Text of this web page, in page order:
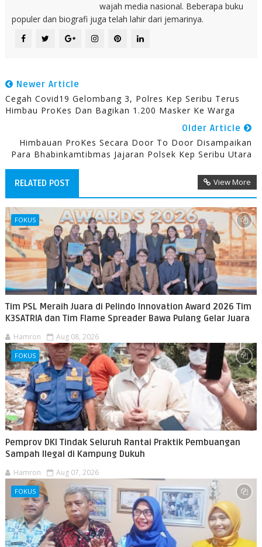
wajah media nasional. Beberapa buku
populer dan biografi juga telah lahir dari jemarinya.
Newer Article
Cegah Covid19 Gelombang 3, Polres Kep Seribu Terus
Himbau ProKes Dan Bagikan 1.200 Masker Ke Warga
Older Article
Himbauan ProKes Secara Door To Door Disampaikan
Para Bhabinkamtibmas Jajaran Polsek Kep Seribu Utara
RELATED POST View More
FOKUS
Tim PSL Meraih Juara di Pelindo Innovation Award 2026 Tim
K3SATRIA dan Tim Flame Spreader Bawa Pulang Gelar Juara
Hamron Aug 08, 2026
FOKUS
Pemprov DKI Tindak Seluruh Rantai Praktik Pembuangan
Sampah Ilegal di Kampung Dukuh
Hamron Aug 07, 2026
FOKUS